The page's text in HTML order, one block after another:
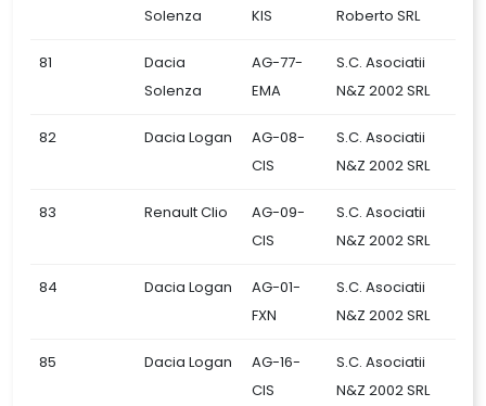
Solenza
KIS
Roberto SRL
81
Dacia
Solenza
AG-77-
EMA
S.C. Asociatii
N&Z 2002 SRL
82 Dacia Logan
AG-08-
CIS
S.C. Asociatii
N&Z 2002 SRL
83 Renault Clio
AG-09-
CIS
S.C. Asociatii
N&Z 2002 SRL
84 Dacia Logan
AG-01-
FXN
S.C. Asociatii
N&Z 2002 SRL
85 Dacia Logan
AG-16-
CIS
S.C. Asociatii
N&Z 2002 SRL